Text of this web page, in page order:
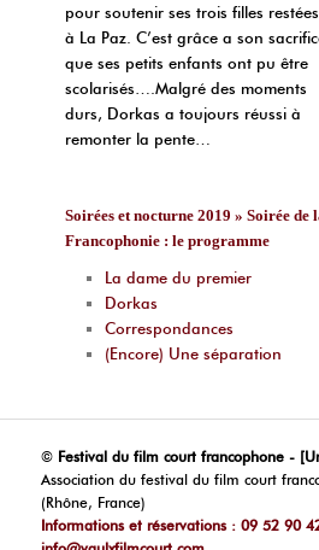
pour soutenir ses trois filles restées
à La Paz. C’est grâce a son
que ses petits enfants ont pu être
scolarisés….Malgré des moments
durs, Dorkas a toujours réussi à
remonter la pente…
Soirées et nocturne 2019 » Soirée de
Francophonie : le programme
La dame du premier
Dorkas
Correspondances
(Encore) Une séparation
© Festival du film court francophone -
Association du festival du film court
(Rhône, France)
Informations et réservations : 09 52 90